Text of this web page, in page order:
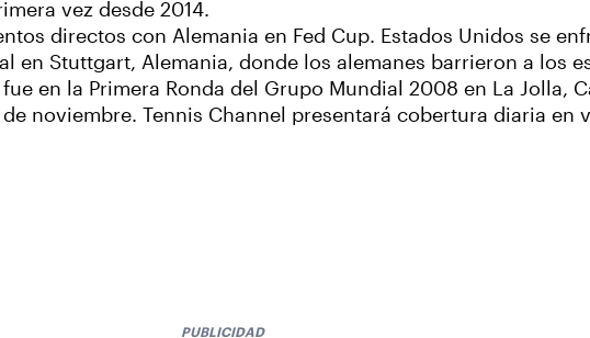
vez desde 2014.
directos con Alemania en Fed Cup. Estados Unidos se
en Stuttgart, Alemania, donde los alemanes barrieron a los
en la Primera Ronda del Grupo Mundial 2008 en La Jolla,
noviembre. Tennis Channel presentará cobertura diaria en
PUBLICIDAD